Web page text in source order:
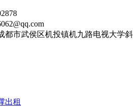
都市武侯区机投镇机九路电视大学
出租